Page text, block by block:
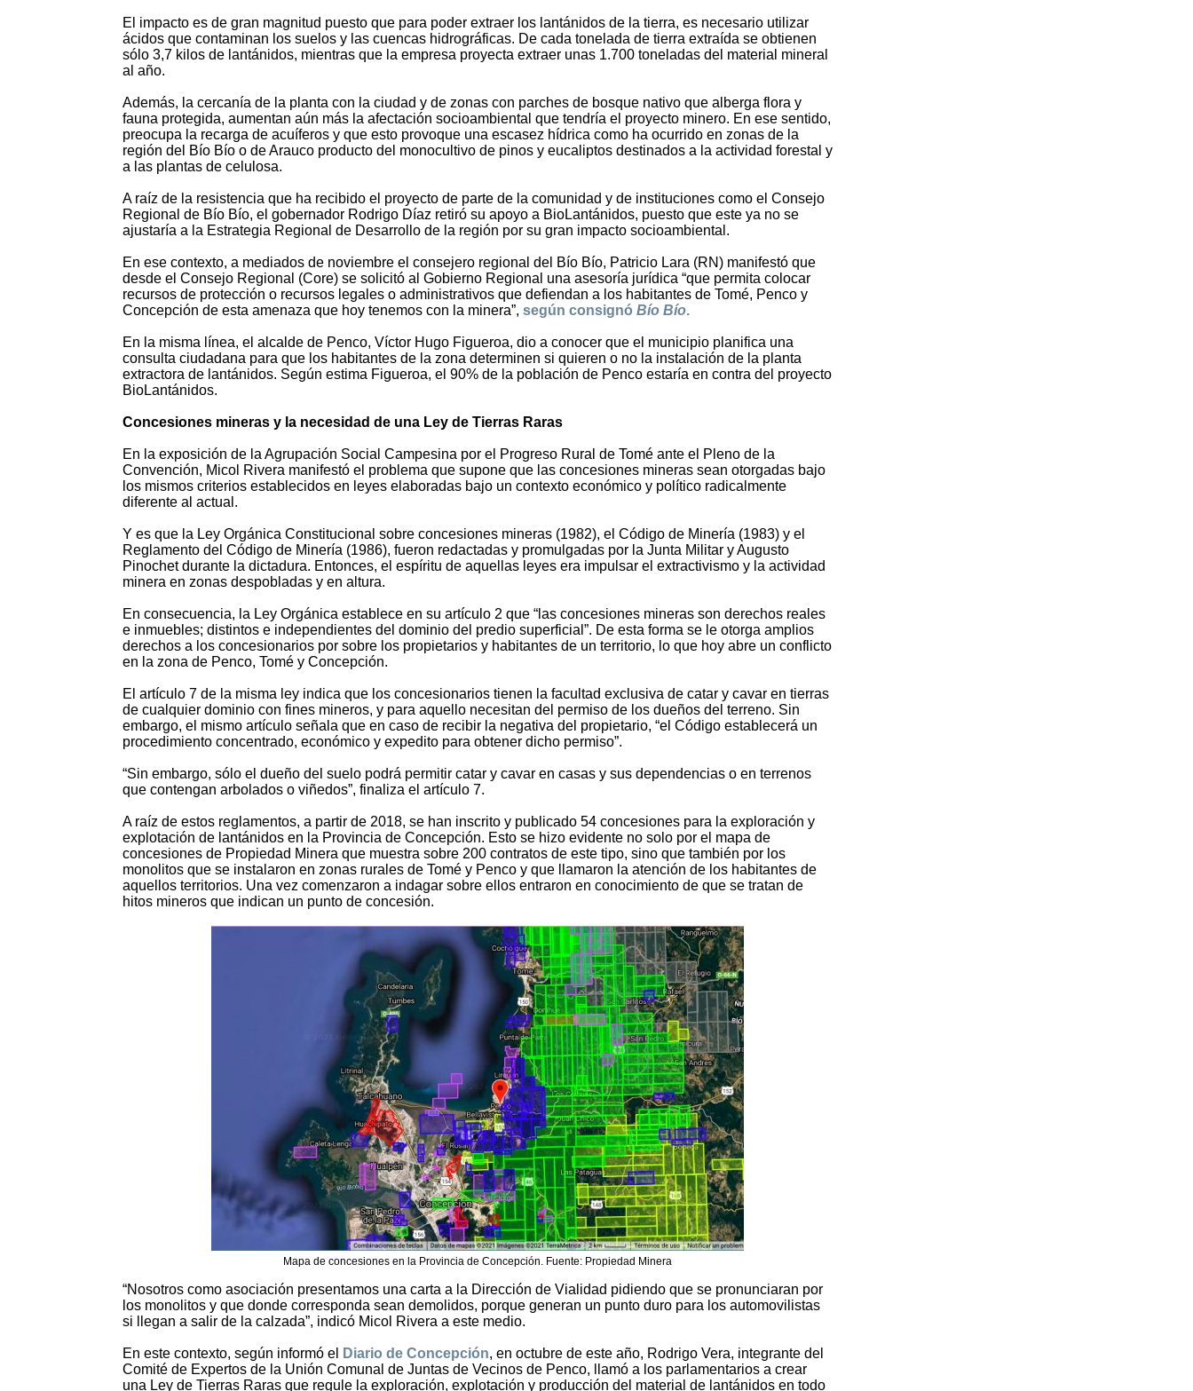
El impacto es de gran magnitud puesto que para poder extraer los lantánidos de la tierra, es necesario utilizar
ácidos que contaminan los suelos y las cuencas hidrográficas. De cada tonelada de tierra extraída se obtienen
sólo 3,7 kilos de lantánidos, mientras que la empresa proyecta extraer unas 1.700 toneladas del material mineral
al año.
Además, la cercanía de la planta con la ciudad y de zonas con parches de bosque nativo que alberga flora y
fauna protegida, aumentan aún más la afectación socioambiental que tendría el proyecto minero. En ese sentido,
preocupa la recarga de acuíferos y que esto provoque una escasez hídrica como ha ocurrido en zonas de la
región del Bío Bío o de Arauco producto del monocultivo de pinos y eucaliptos destinados a la actividad forestal y
a las plantas de celulosa.
A raíz de la resistencia que ha recibido el proyecto de parte de la comunidad y de instituciones como el Consejo
Regional de Bío Bío, el gobernador Rodrigo Díaz retiró su apoyo a BioLantánidos, puesto que este ya no se
ajustaría a la Estrategia Regional de Desarrollo de la región por su gran impacto socioambiental.
En ese contexto, a mediados de noviembre el consejero regional del Bío Bío, Patricio Lara (RN) manifestó que
desde el Consejo Regional (Core) se solicitó al Gobierno Regional una asesoría jurídica “que permita colocar
recursos de protección o recursos legales o administrativos que defiendan a los habitantes de Tomé, Penco y
Concepción de esta amenaza que hoy tenemos con la minera”, según consignó Bío Bío.
En la misma línea, el alcalde de Penco, Víctor Hugo Figueroa, dio a conocer que el municipio planifica una
consulta ciudadana para que los habitantes de la zona determinen si quieren o no la instalación de la planta
extractora de lantánidos. Según estima Figueroa, el 90% de la población de Penco estaría en contra del proyecto
BioLantánidos.
Concesiones mineras y la necesidad de una Ley de Tierras Raras
En la exposición de la Agrupación Social Campesina por el Progreso Rural de Tomé ante el Pleno de la
Convención, Micol Rivera manifestó el problema que supone que las concesiones mineras sean otorgadas bajo
los mismos criterios establecidos en leyes elaboradas bajo un contexto económico y político radicalmente
diferente al actual.
Y es que la Ley Orgánica Constitucional sobre concesiones mineras (1982), el Código de Minería (1983) y el
Reglamento del Código de Minería (1986), fueron redactadas y promulgadas por la Junta Militar y Augusto
Pinochet durante la dictadura. Entonces, el espíritu de aquellas leyes era impulsar el extractivismo y la actividad
minera en zonas despobladas y en altura.
En consecuencia, la Ley Orgánica establece en su artículo 2 que “las concesiones mineras son derechos reales
e inmuebles; distintos e independientes del dominio del predio superficial”. De esta forma se le otorga amplios
derechos a los concesionarios por sobre los propietarios y habitantes de un territorio, lo que hoy abre un conflicto
en la zona de Penco, Tomé y Concepción.
El artículo 7 de la misma ley indica que los concesionarios tienen la facultad exclusiva de catar y cavar en tierras
de cualquier dominio con fines mineros, y para aquello necesitan del permiso de los dueños del terreno. Sin
embargo, el mismo artículo señala que en caso de recibir la negativa del propietario, “el Código establecerá un
procedimiento concentrado, económico y expedito para obtener dicho permiso”.
“Sin embargo, sólo el dueño del suelo podrá permitir catar y cavar en casas y sus dependencias o en terrenos
que contengan arbolados o viñedos”, finaliza el artículo 7.
A raíz de estos reglamentos, a partir de 2018, se han inscrito y publicado 54 concesiones para la exploración y
explotación de lantánidos en la Provincia de Concepción. Esto se hizo evidente no solo por el mapa de
concesiones de Propiedad Minera que muestra sobre 200 contratos de este tipo, sino que también por los
monolitos que se instalaron en zonas rurales de Tomé y Penco y que llamaron la atención de los habitantes de
aquellos territorios. Una vez comenzaron a indagar sobre ellos entraron en conocimiento de que se tratan de
hitos mineros que indican un punto de concesión.
Mapa de concesiones en la Provincia de Concepción. Fuente: Propiedad Minera
“Nosotros como asociación presentamos una carta a la Dirección de Vialidad pidiendo que se pronunciaran por
los monolitos y que donde corresponda sean demolidos, porque generan un punto duro para los automovilistas
si llegan a salir de la calzada”, indicó Micol Rivera a este medio.
En este contexto, según informó el Diario de Concepción, en octubre de este año, Rodrigo Vera, integrante del
Comité de Expertos de la Unión Comunal de Juntas de Vecinos de Penco, llamó a los parlamentarios a crear
una Ley de Tierras Raras que regule la exploración, explotación y producción del material de lantánidos en todo